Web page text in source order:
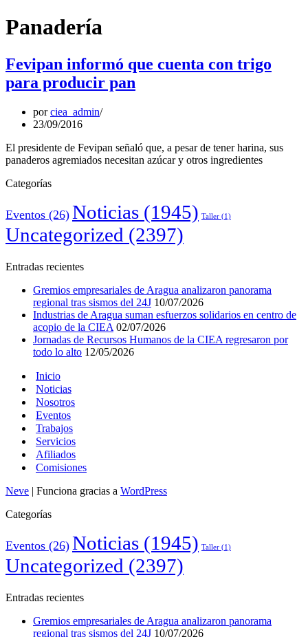
Panadería
Fevipan informó que cuenta con trigo
para producir pan
porciea_admin
23/09/2016
El presidente de Fevipan señaló que, a pesar de tener harina, sus
panaderos agremiados necesitan azúcar y otros ingredientes
Categorías
Eventos (26) Noticias (1945) Taller (1)
Uncategorized (2397)
Entradas recientes
Gremios empresariales de Aragua analizaron panorama
regional tras sismos del 24J 10/07/2026
Industrias de Aragua suman esfuerzos solidarios en centro de
acopio de la CIEA 02/07/2026
Jornadas de Recursos Humanos de la CIEA regresaron por
todo lo alto 12/05/2026
Inicio
Noticias
Nosotros
Eventos
Trabajos
Servicios
Afiliados
Comisiones
Neve | Funciona gracias a WordPress
Categorías
Eventos (26) Noticias (1945) Taller (1)
Uncategorized (2397)
Entradas recientes
Gremios empresariales de Aragua analizaron panorama
regional tras sismos del 24J 10/07/2026